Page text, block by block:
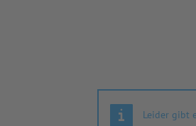
Leider gibt